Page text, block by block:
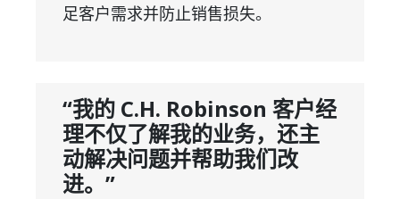
足客户需求并防止销售损失。
“我的 C.H. Robinson 客户经
理不仅了解我的业务，还主
动解决问题并帮助我们改
进。”